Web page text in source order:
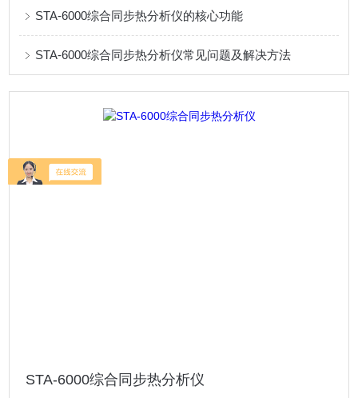
STA-6000综合同步热分析仪的核心功能
STA-6000综合同步热分析仪常见问题及解决方法
STA-6000综合同步热分析仪